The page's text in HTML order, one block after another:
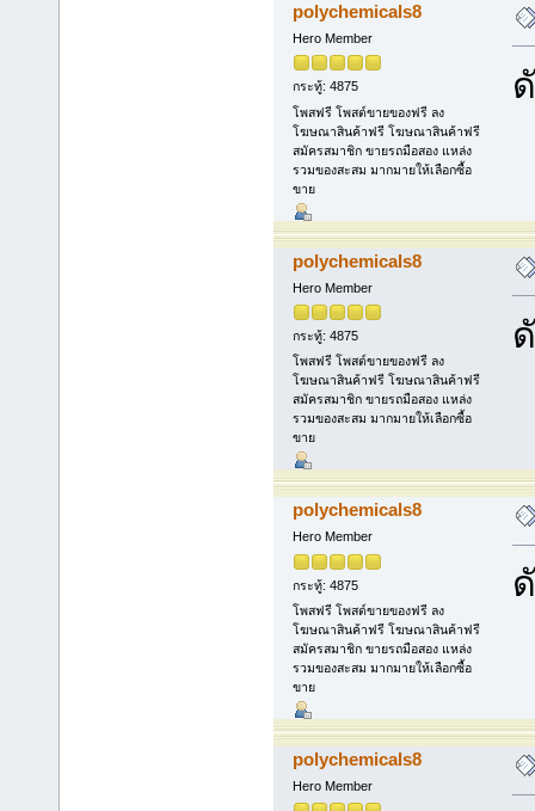
polychemicals8
Hero Member
กระทู้: 4875
โพสฟรี โพสต์ขายของฟรี ลง
โฆษณาสินค้าฟรี โฆษณาสินค้าฟรี
สมัครสมาชิก ขายรถมือสอง แหล่ง
รวมของสะสม มากมายให้เลือกซื้อ
ขาย
polychemicals8
Hero Member
กระทู้: 4875
โพสฟรี โพสต์ขายของฟรี ลง
โฆษณาสินค้าฟรี โฆษณาสินค้าฟรี
สมัครสมาชิก ขายรถมือสอง แหล่ง
รวมของสะสม มากมายให้เลือกซื้อ
ขาย
polychemicals8
Hero Member
กระทู้: 4875
โพสฟรี โพสต์ขายของฟรี ลง
โฆษณาสินค้าฟรี โฆษณาสินค้าฟรี
สมัครสมาชิก ขายรถมือสอง แหล่ง
รวมของสะสม มากมายให้เลือกซื้อ
ขาย
polychemicals8
Hero Member